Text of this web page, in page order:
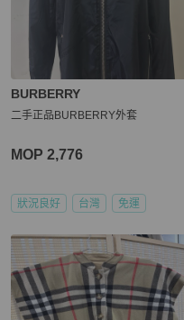
BURBERRY
二手正品BURBERRY外套
MOP 2,776
狀況良好 台灣 免運